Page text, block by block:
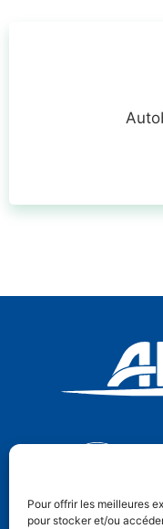
Pour offrir les meilleures
pour stocker et/ou